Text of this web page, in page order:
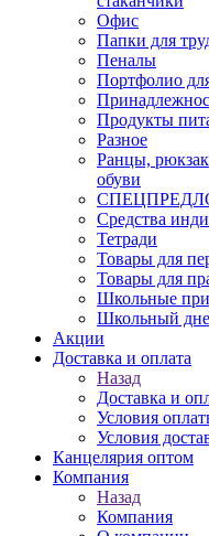
Офис
Папки для
Пеналы
Портфолио
Продукты
Разное
Ранцы,
обуви
Средства
Тетради
Товары для
Товары для
Школьные
Школьный
Акции
Доставка и оплата
Назад
Доставка и
Условия
Условия
Канцелярия оптом
Компания
Назад
Компания